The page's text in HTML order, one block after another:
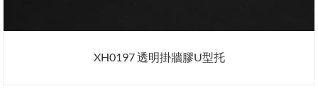
XH0197 透明掛牆膠U型托